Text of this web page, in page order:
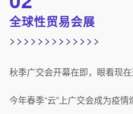
全球性贸易会展
>>>>>>>>>>>>>
秋季广交会开幕在即，眼看现
今年春季“云”上广交会成为疫